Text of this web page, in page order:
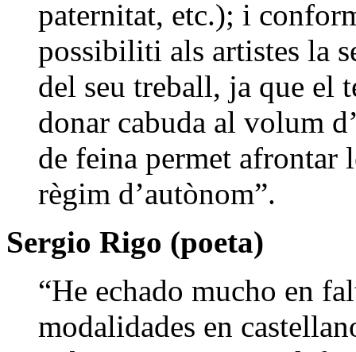
paternitat, etc.); i
possibiliti als artistes la
del seu treball, ja que el
donar cabuda al volum
de feina permet afrontar
règim d’autònom”.
Sergio Rigo (poeta)
“He echado mucho en
modalidades en